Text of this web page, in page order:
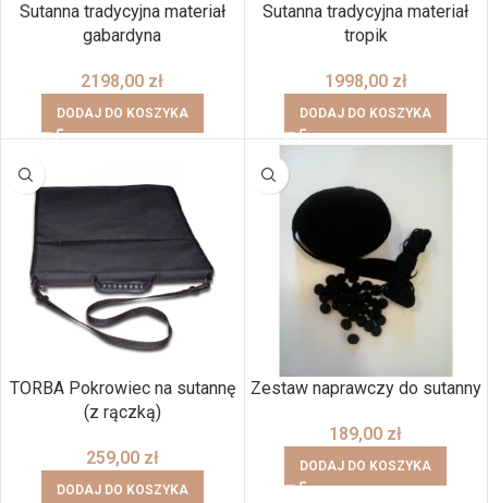
Sutanna tradycyjna materiał
gabardyna
2198,00 zł
DODAJ DO KOSZYKA
Sutanna tradycyjna materiał
tropik
1998,00 zł
DODAJ DO KOSZYKA
TORBA Pokrowiec na sutannę
(z rączką)
259,00 zł
DODAJ DO KOSZYKA
Zestaw naprawczy do sutanny
189,00 zł
DODAJ DO KOSZYKA